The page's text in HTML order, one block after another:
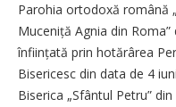
Parohia ortodoxă română
Muce­niță Agnia din
înființată prin hotărârea
Bisericesc din data de 4
Biserica „Sfântul Petru”